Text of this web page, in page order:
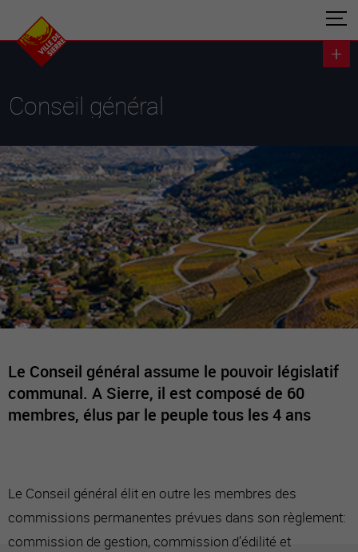
Conseil général
Le Conseil général assume le pouvoir législatif
communal. A Sierre, il est composé de 60
membres, élus par le peuple tous les 4 ans
Le Conseil général élit en outre les membres des
commissions permanentes prévues dans son règlement:
commission de gestion, commission d’édilité et